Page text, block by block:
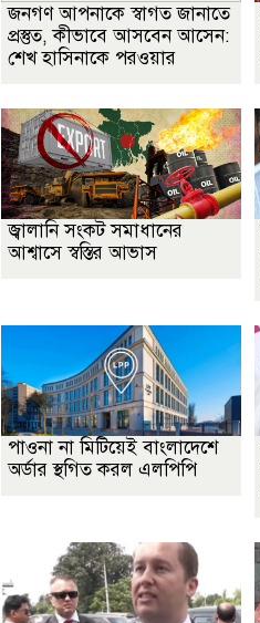
জনগণ আপনাকে স্বাগত জানাতে
প্রস্তুত, কীভাবে আসবেন আসেন:
শেখ হাসিনাকে পরওয়ার
জ্বালানি সংকট সমাধানের
আশ্বাসে স্বস্তির আভাস
পাওনা না মিটিয়েই বাংলাদেশে
অর্ডার স্থগিত করল এলপিপি